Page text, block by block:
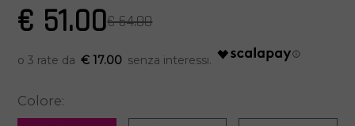
€ 51.00€ 64.00
€ 17.00
Colore: